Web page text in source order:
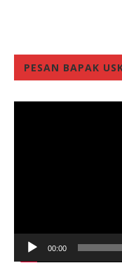
PESAN BAPAK
00:00